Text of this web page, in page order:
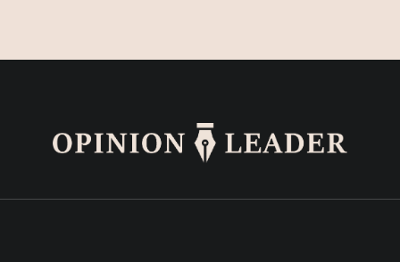
της Μάρως Κοντού (photo)
Μάρω Κοντού: Πέθανε η σπουδαία ηθοποιός (video)